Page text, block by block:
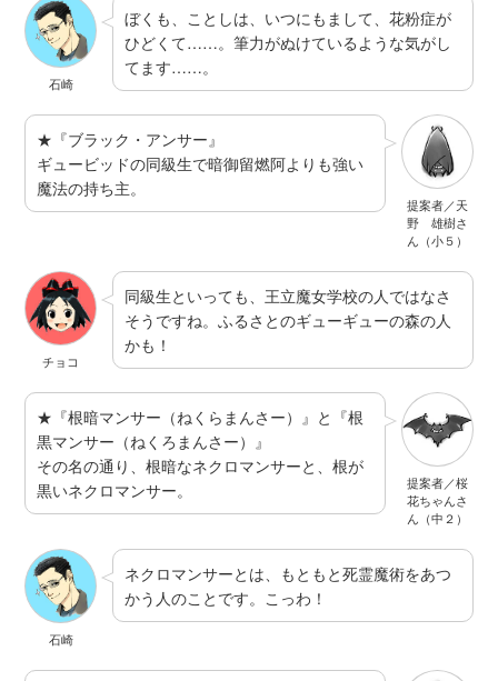
石崎
ぼくも、ことしは、いつにもまして、花粉症が
ひどくて……。筆力がぬけているような気がし
てます……。
提案者／天
野 雄樹さ
ん（小５）
★『ブラック・アンサー』
ギュービッドの同級生で暗御留燃阿よりも強い
魔法の持ち主。
チョコ
同級生といっても、王立魔女学校の人ではなさ
そうですね。ふるさとのギューギューの森の人
かも！
提案者／桜
花ちゃんさ
ん（中２）
★『根暗マンサー（ねくらまんさー）』と『根
黒マンサー（ねくろまんさー）』
その名の通り、根暗なネクロマンサーと、根が
黒いネクロマンサー。
石崎
ネクロマンサーとは、もともと死霊魔術をあつ
かう人のことです。こっわ！